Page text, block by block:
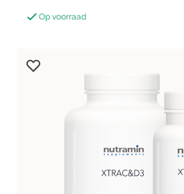
Op voorraad